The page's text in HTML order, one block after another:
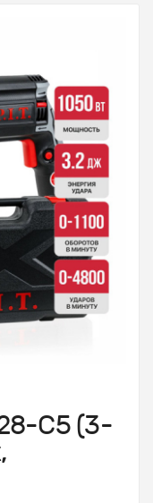
С5 (3-